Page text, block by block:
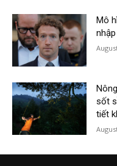
Mô
sốt
tiết